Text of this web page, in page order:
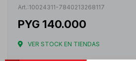
10024311-7840213268117
PYG 140.000
VER STOCK EN TIENDAS